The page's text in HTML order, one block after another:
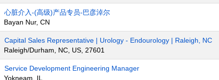
心脏介入-(高级)产品专员-巴彦淖尔
Bayan Nur, CN
Capital Sales Representative | Urology - Endourology | Raleigh, NC
Raleigh/Durham, NC, US, 27601
Service Development Engineering Manager
Yokneam, IL